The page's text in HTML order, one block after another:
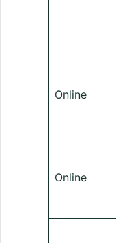
Online
Online